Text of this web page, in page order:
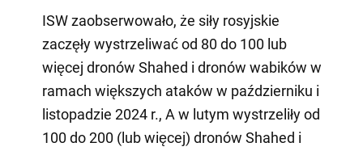
ISW zaobserwowało, że siły rosyjskie
zaczęły wystrzeliwać od 80 do 100 lub
więcej dronów Shahed i dronów wabików w
ramach większych ataków w październiku i
listopadzie 2024 r., A w lutym wystrzeliły od
100 do 200 (lub więcej) dronów Shahed i